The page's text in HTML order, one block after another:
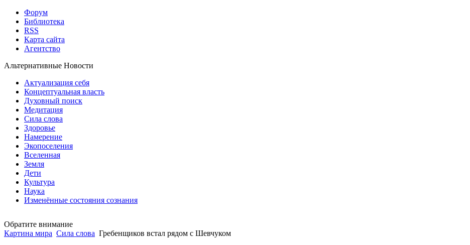
Форум
Библиотека
RSS
Карта сайта
Агентство
Альтернативные Новости
Актуализация себя
Концептуальная власть
Духовный поиск
Медитация
Сила слова
Здоровье
Намерение
Экопоселения
Вселенная
Земля
Дети
Культура
Наука
Изменённые состояния сознания
Обратите внимание
Картина мира Сила слова Гребенщиков встал рядом с Шевчуком